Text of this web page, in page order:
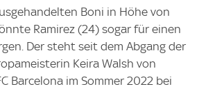
Boni in Höhe von
Ramirez (24) sogar für einen
Der steht seit dem Abgang der
Keira Walsh von
Barcelona im Sommer 2022 bei